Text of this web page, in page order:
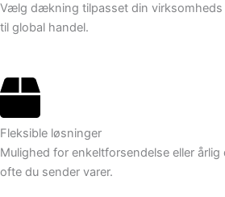
Vælg dækning tilpasset din virksomheds
til global handel.
Fleksible løsninger
Mulighed for enkeltforsendelse eller
ofte du sender varer.